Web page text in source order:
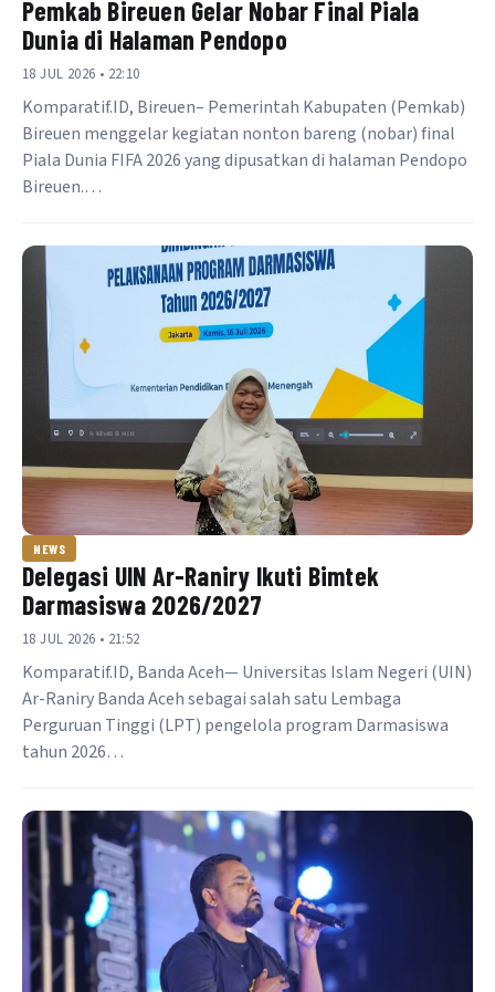
Pemkab Bireuen Gelar Nobar Final Piala
Dunia di Halaman Pendopo
18 JUL 2026 • 22:10
Komparatif.ID, Bireuen– Pemerintah Kabupaten (Pemkab)
Bireuen menggelar kegiatan nonton bareng (nobar) final
Piala Dunia FIFA 2026 yang dipusatkan di halaman Pendopo
Bireuen.…
NEWS
Delegasi UIN Ar-Raniry Ikuti Bimtek
Darmasiswa 2026/2027
18 JUL 2026 • 21:52
Komparatif.ID, Banda Aceh— Universitas Islam Negeri (UIN)
Ar-Raniry Banda Aceh sebagai salah satu Lembaga
Perguruan Tinggi (LPT) pengelola program Darmasiswa
tahun 2026…